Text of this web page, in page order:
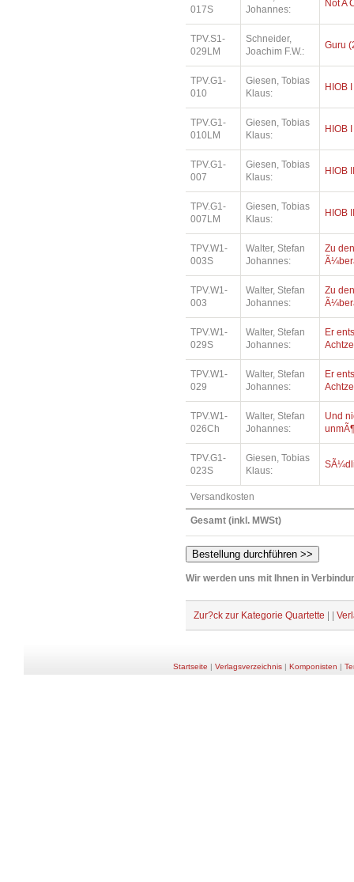
017S
Johannes:
Not A
TPV.S1-
029LM
Schneider,
Joachim F.W.:
Guru
TPV.G1-
010
Giesen, Tobias
Klaus:
HIOB I
TPV.G1-
010LM
Giesen, Tobias
Klaus:
HIOB I
TPV.G1-
007
Giesen, Tobias
Klaus:
HIOB II
TPV.G1-
007LM
Giesen, Tobias
Klaus:
HIOB II
TPV.W1-
003S
Walter, Stefan
Johannes:
Zu
TPV.W1-
003
Walter, Stefan
Johannes:
Zu
TPV.W1-
029S
Walter, Stefan
Johannes:
Er
TPV.W1-
029
Walter, Stefan
Johannes:
Er
TPV.W1-
026Ch
Walter, Stefan
Johannes:
Und
TPV.G1-
023S
Giesen, Tobias
Klaus:
Versandkosten
Gesamt (inkl. MWSt)
Wir werden uns mit Ihnen in
Zur?ck zur Kategorie Quartette
Startseite | Verlagsverzeichnis| Komponisten |